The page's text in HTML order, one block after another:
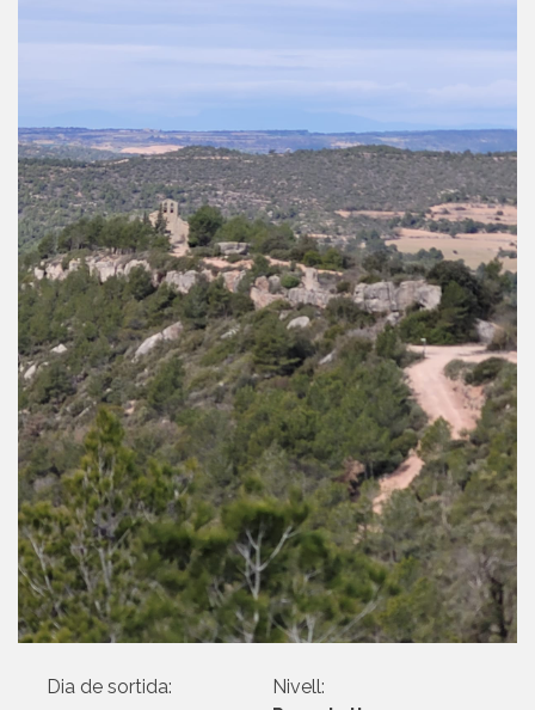
Dia de sortida:
Nivell: